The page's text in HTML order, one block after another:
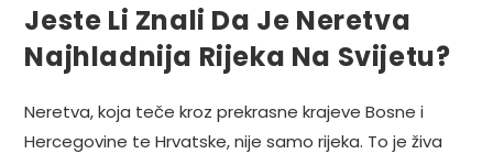
Jeste Li Znali Da Je Neretva
Najhladnija Rijeka Na Svijetu?
Neretva, koja teče kroz prekrasne krajeve Bosne i
Hercegovine te Hrvatske, nije samo rijeka. To je živa